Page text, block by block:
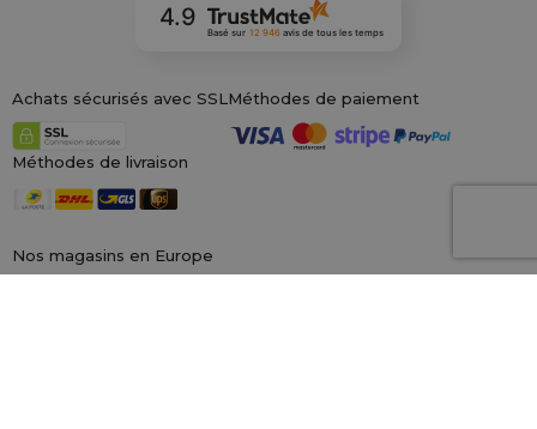
Nos magasins en Europe
4.9
Basé sur 12 946avis de tous les temps
Achats sécurisés avec SSL Méthodes de paiement
Méthodes de livraison